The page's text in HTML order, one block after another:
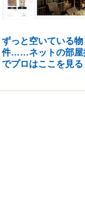
ずっと空いている物
件……ネットの部屋
でプロはここを見る